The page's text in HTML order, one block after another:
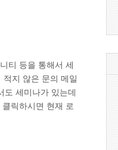
티 등을 통해서 세
지 않은 문의 메일
도 세미나가 있는데
릭하시면 현재 로